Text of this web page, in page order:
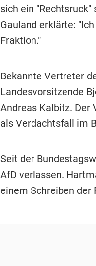
sich ein
Gauland erklärte:
Fraktion."
Bekannte Vertreter
Landesvorsitzende
Andreas Kalbitz. Der
als Verdachtsfall im
Seit der
AfD verlassen.
einem Schreiben